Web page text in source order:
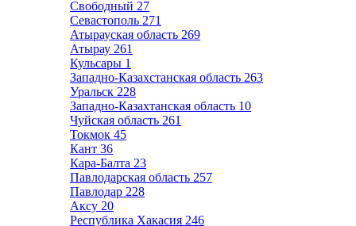
Свободный 27
Севастополь 271
Атырауская область 269
Атырау 261
Кульсары 1
Западно-Казахстанская область 263
Уральск 228
Западно-Казахтанская область 10
Чуйская область 261
Токмок 45
Кант 36
Кара-Балта 23
Павлодарская область 257
Павлодар 228
Аксу 20
Республика Хакасия 246